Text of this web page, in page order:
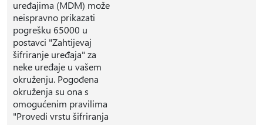
uređajima (MDM) može
neispravno prikazati
pogrešku 65000 u
postavci "Zahtijevaj
šifriranje uređaja" za
neke uređaje u vašem
okruženju. Pogođena
okruženja su ona s
omogućenim pravilima
"Provedi vrstu šifriranja